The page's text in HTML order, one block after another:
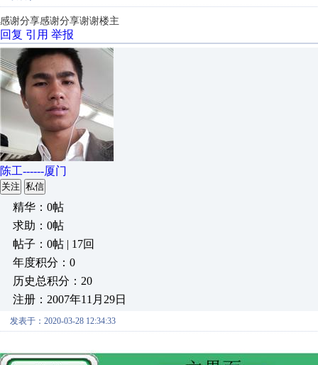
感谢分享感谢分享谢谢楼主
回复 引用 举报
陈工------厦门
关注 私信
精华：0帖
求助：0帖
帖子：0帖 | 17回
年度积分：0
历史总积分：20
注册：2007年11月29日
发表于：2020-03-28 12:34:33